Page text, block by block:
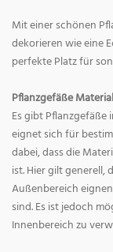
Mit einer schönen
dekorieren wie eine
perfekte Platz für
Pflanzgefäße
Es gibt Pflanzgefäße
eignet sich für
dabei, dass die
ist. Hier gilt generell,
Außenbereich
sind. Es ist jedoch
Innenbereich zu